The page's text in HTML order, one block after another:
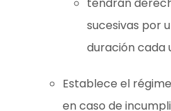
tendrán
sucesivas por
duración cada
Establece el
en caso de